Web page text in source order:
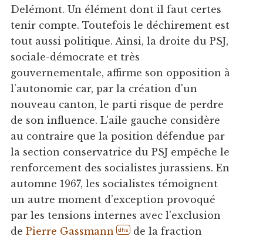
Delémont. Un élément dont il faut certes
tenir compte. Toutefois le déchirement est
tout aussi politique. Ainsi, la droite du PSJ,
sociale-démocrate et très
gouvernementale, affirme son opposition à
l’autonomie car, par la création d'un
nouveau canton, le parti risque de perdre
de son influence. L'aile gauche considère
au contraire que la position défendue par
la section conservatrice du PSJ empêche le
renforcement des socialistes jurassiens. En
automne 1967, les socialistes témoignent
un autre moment d’exception provoqué
par les tensions internes avec l'exclusion
de Pierre Gassmann dhs de la fraction